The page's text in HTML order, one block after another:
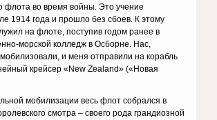
флота во время войны. Это учение
1914 года и прошло без сбоев. К этому
на флоте, поступив годом ранее в
морской колледж в Осборне. Нас,
и меня отправили на корабль
крейсер «New Zealand» («Новая
мобилизации весь флот собрался в
смотра – своего рода грандиозной